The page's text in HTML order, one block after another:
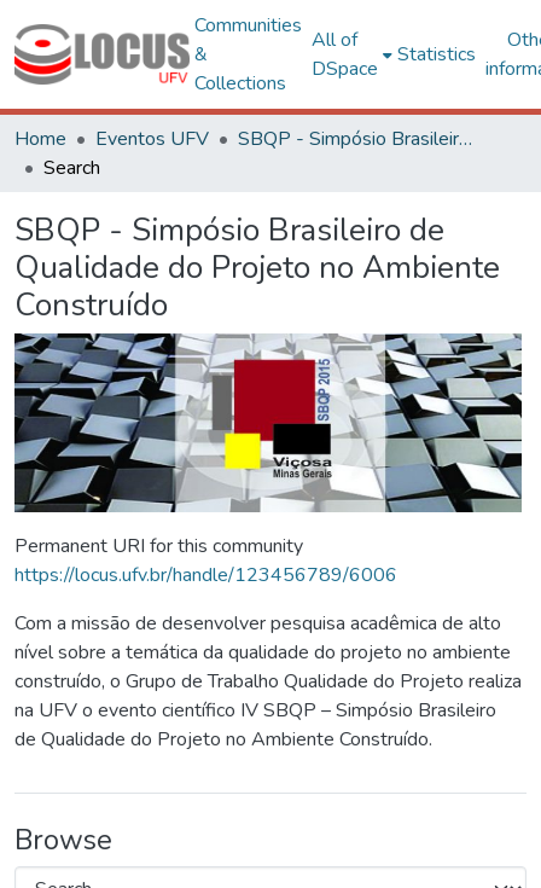
Communities
&
Collections
All of
DSpace
Statistics
Home Eventos UFV
SBQP - Simpósio Brasileiro de Qualidade do Projeto no Ambiente Construído
Search
SBQP - Simpósio Brasileiro de
Qualidade do Projeto no Ambiente
Construído
Permanent URI for this community
https://locus.ufv.br/handle/123456789/6006
Com a missão de desenvolver pesquisa acadêmica de alto
nível sobre a temática da qualidade do projeto no ambiente
construído, o Grupo de Trabalho Qualidade do Projeto realiza
na UFV o evento científico IV SBQP – Simpósio Brasileiro
de Qualidade do Projeto no Ambiente Construído.
Browse